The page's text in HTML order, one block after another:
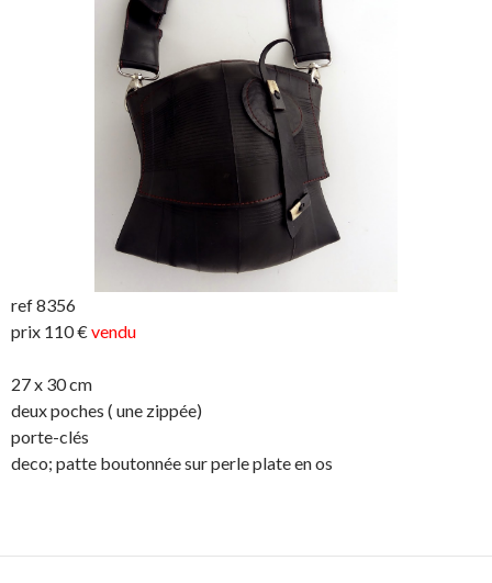
ref 8356
prix 110 €vendu
27 x 30 cm
deux poches ( une zippée)
porte-clés
deco; patte boutonnée sur perle plate en os